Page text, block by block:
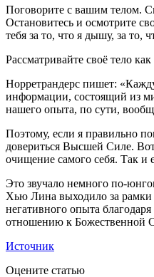
Поговорите с вашим телом.
Остановитесь и осмотрите
тебя за то, что я дышу, за то,
Рассматривайте своё тело
Норретрандерс пишет:
информации, состоящий из
нашего опыта, по сути,
Поэтому, если я правильно
довериться Высшей Силе. Вот
очищение самого себя. Так и
Это звучало немного по-
Хью Лина выходило за рамки
негативного опыта
отношению к Божественной
Источник
Оцените статью